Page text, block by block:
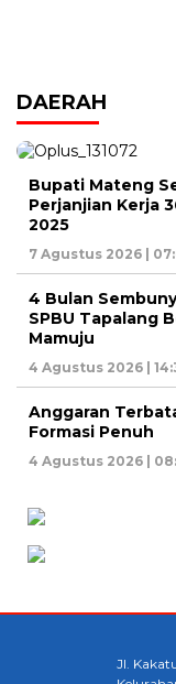
DAERAH
Bupati Mateng
Perjanjian Kerja
2025
7 Agustus 2026 |
4 Bulan
SPBU Tapalang
Mamuju
4 Agustus 2026 |
Anggaran
Formasi Penuh
4 Agustus 2026 |
Jl.